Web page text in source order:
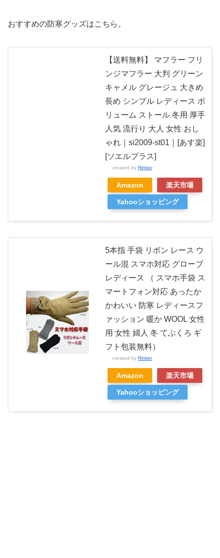
おすすめの防寒グッズはこちら。
【送料無料】 マフラー フリ
ンジマフラー 大判 グリーン
キャメル グレージュ 大きめ
長め シンプル レディース ボ
リューム ストール 冬用 厚手
人気 流行り 大人 女性 おし
ゃれ｜si2009-st01｜[あす楽]
[ソエルプラス]
created by Rinker
Amazon 楽天市場
Yahooショッピング
5本指 手袋 リボン レース ウ
ール混 スマホ対応 グローブ
レディース （ スマホ手袋 ス
マートフォン対応 あったか
かわいい 防寒 レディースフ
ァッション 暖か WOOL 女性
用 女性 婦人 冬 てぶくろ ギ
フト包装無料）
created by Rinker
Amazon 楽天市場
Yahooショッピング